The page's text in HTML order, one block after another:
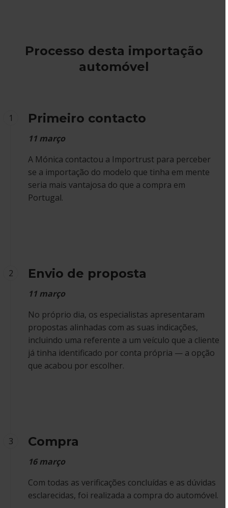
Processo desta importação
automóvel
1 Primeiro contacto
11 março
A Mónica contactou a Importrust para perceber
se a importação do modelo que tinha em mente
seria mais vantajosa do que a compra em
Portugal.
2 Envio de proposta
11 março
No próprio dia, os especialistas apresentaram
propostas alinhadas com as suas indicações,
incluindo uma referente a um veículo que a cliente
já tinha identificado por conta própria — a opção
que acabou por escolher.
3 Compra
16 março
Com todas as verificações concluídas e as dúvidas
esclarecidas, foi realizada a compra do automóvel.